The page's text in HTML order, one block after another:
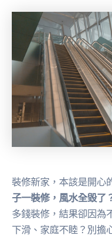
裝修新家，本該是開心
子一裝修，風水全毀了
多錢裝修，結果卻因為
下滑、家庭不睦？別擔